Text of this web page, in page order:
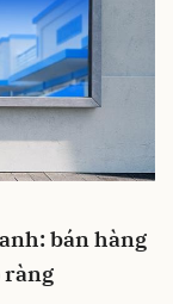
bán hàng
ràng